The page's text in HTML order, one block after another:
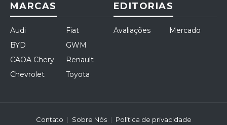
MARCAS
Audi
BYD
CAOA Chery
Chevrolet
Fiat
GWM
Renault
Toyota
EDITORIAS
Avaliações Mercado
Contato Sobre Nós Política de privacidade